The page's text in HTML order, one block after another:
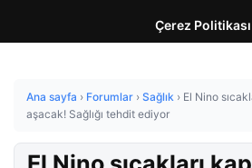
Çerez Politikası
Ana sayfa › Forumlar › Sağlık › El Nino
aşacak! Sağlığı tehdit ediyor